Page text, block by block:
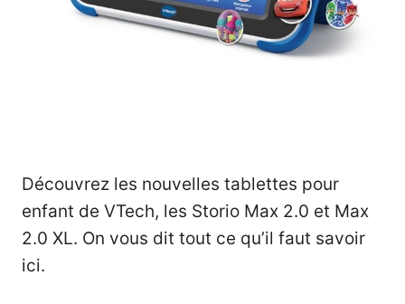
Découvrez les nouvelles tablettes pour
enfant de VTech, les Storio Max 2.0 et Max
2.0 XL. On vous dit tout ce qu’il faut savoir
ici.